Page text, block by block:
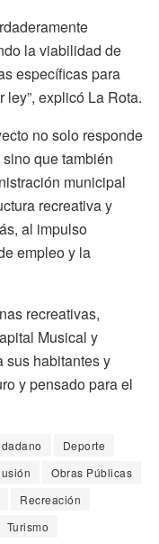
la viabilidad de
específicas para
explicó La Rota.
no solo responde
que también
municipal
recreativa y
al impulso
empleo y la
recreativas,
Musical y
sus habitantes y
y pensado para el
Deporte
Obras Públicas
Recreación
Turismo